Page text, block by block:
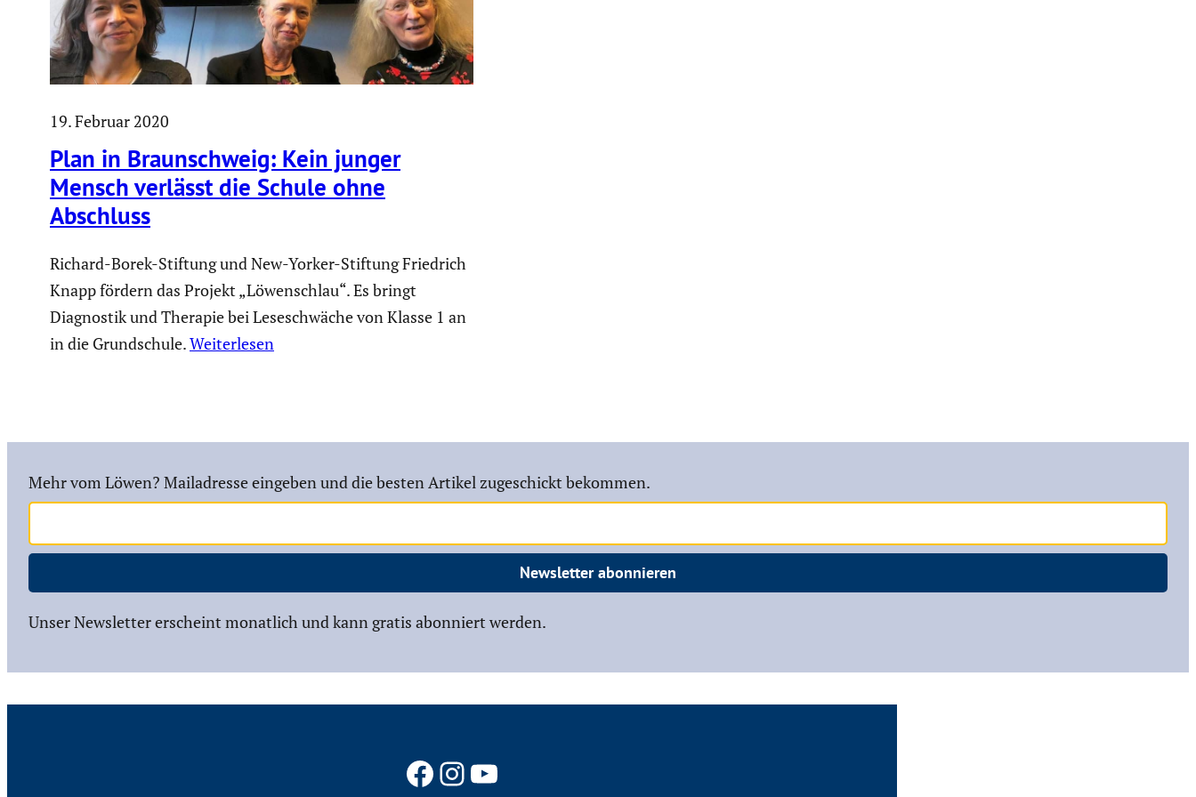
19. Februar 2020
Plan in Braun­schweig: Kein junger
Mensch verlässt die Schule ohne
Abschluss
Richard-Borek-Stiftung und New-Yorker-Stiftung Friedrich
Knapp fördern das Projekt „Löwenschlau“. Es bringt
Diagnostik und Therapie bei Leseschwäche von Klasse 1 an
in die Grundschule.Weiterlesen
Mehr vom Löwen? Mailadresse eingeben und die besten Artikel zugeschickt bekommen.
Newsletter abonnieren
Unser Newsletter erscheint monatlich und kann gratis abonniert werden.
Facebook
Instagram
YouTube